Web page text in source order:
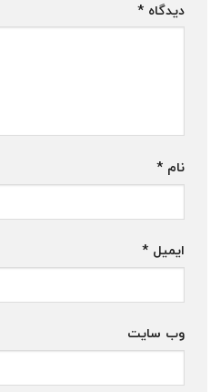
دیدگاه *
نام *
ایمیل *
وب‌ سایت